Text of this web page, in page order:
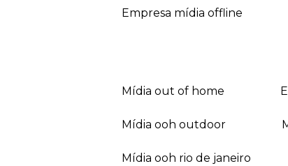
empresa mídia offline
mídia out of home
mídia ooh outdoor
mídia ooh rio de janeiro